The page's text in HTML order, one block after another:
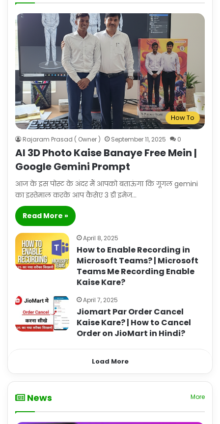
How To
Rajaram Prasad ( Owner ) September 11, 2025 0
AI 3D Photo Kaise Banaye Free Mein |
Google Gemini Prompt
आज के इस पोस्ट के अंदर मैं आपको बताऊंगा कि गूगल gemini
का इस्तेमाल करके आप कैसेए 3 डी इमेज…
Read More »
April 8, 2025
How to Enable Recording in
Microsoft Teams? | Microsoft
Teams Me Recording Enable
Kaise Kare?
April 7, 2025
Jiomart Par Order Cancel
Kaise Kare? | How to Cancel
Order on JioMart in Hindi?
Load More
News More